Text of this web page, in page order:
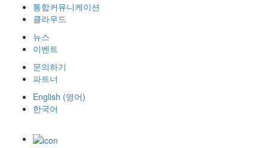
통합커뮤니케이션
클라우드
뉴스
이벤트
문의하기
파트너
English (영어)
한국어